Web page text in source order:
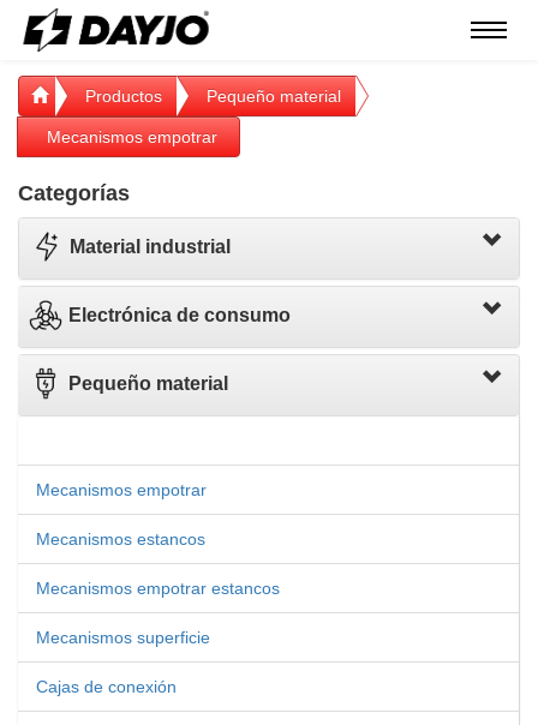
Menú
Productos Pequeño material
Mecanismos empotrar
Categorías
Material industrial
Electrónica de consumo
Pequeño material
Mecanismos empotrar
Mecanismos estancos
Mecanismos empotrar estancos
Mecanismos superficie
Cajas de conexión